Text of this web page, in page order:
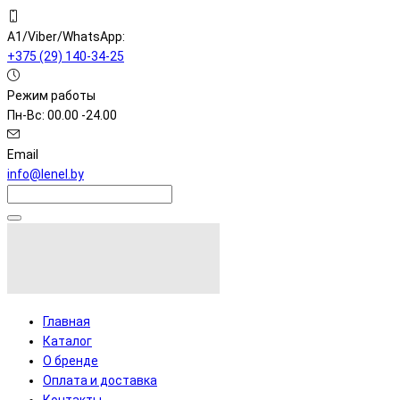
A1/Viber/WhatsApp:
+375 (29) 140-34-25
Режим работы
Пн-Вс: 00.00 -24.00
Email
info@lenel.by
Главная
Каталог
О бренде
Оплата и доставка